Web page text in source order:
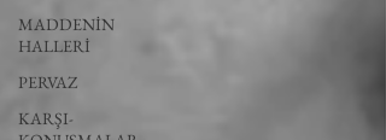
MADDENİN
HALLERİ
PERVAZ
KARŞI-